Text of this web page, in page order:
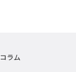
コラム